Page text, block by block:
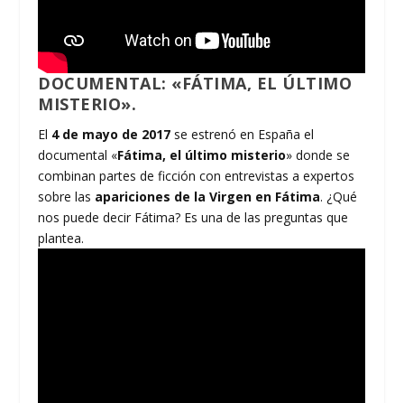
DOCUMENTAL: «FÁTIMA, EL ÚLTIMO
MISTERIO».
El 4 de mayo de 2017 se estrenó en España el
documental «Fátima, el último misterio» donde se
combinan partes de ficción con entrevistas a expertos
sobre las apariciones de la Virgen en Fátima. ¿Qué
nos puede decir Fátima? Es una de las preguntas que
plantea.